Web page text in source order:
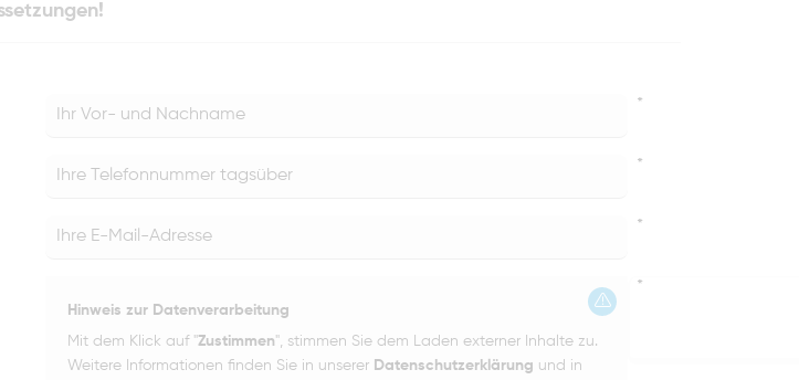
*
*
*
Hinweis zur Datenverarbeitung
Mit dem Klick auf "Zustimmen", stimmen Sie dem Laden externer Inhalte zu.
Weitere Informationen finden Sie in unserer Datenschutzerklärung und in
*